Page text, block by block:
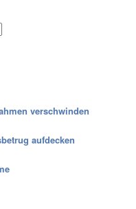
verschwinden
aufdecken